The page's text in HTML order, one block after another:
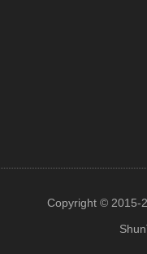
Copyright © 2015-